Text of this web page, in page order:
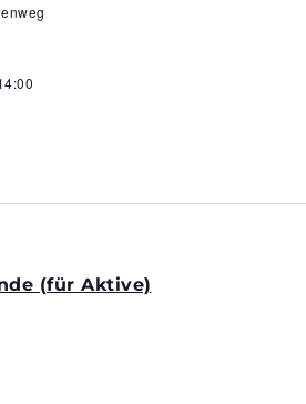
(für Aktive)